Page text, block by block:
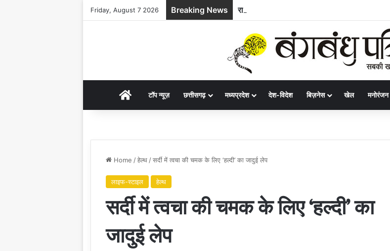
Friday, August 7 2026 Breaking News
HOMEटॉप न्यूज़ छत्तीसगढ़ मध्यप्रदेश देश-विदेश बिज़नेस खेल मनोरंजन
Home /हेल्थ /सर्दी में त्वचा की चमक के लिए ‘हल्दी’ का जादुई लेप
लाइफ-स्टाइल हेल्थ
सर्दी में त्वचा की चमक के लिए ‘हल्दी’ का
जादुई लेप